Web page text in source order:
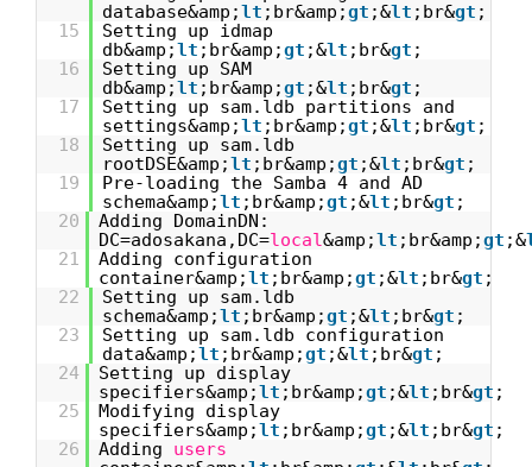
database&amp;lt ;br&amp;gt ;&lt ;br&gt ;
15
Setting up idmap
db&amp;lt ;br&amp;gt ;&lt ;br&gt ;
16
Setting up SAM
db&amp;lt ;br&amp;gt ;&lt ;br&gt ;
17
Setting up sam.ldb partitions and
settings&amp;lt ;br&amp;gt ;&lt ;br&gt ;
18
Setting up sam.ldb
rootDSE&amp;lt ;br&amp;gt ;&lt ;br&gt ;
19
Pre-loading the Samba 4 and AD
schema&amp;lt ;br&amp;gt ;&lt ;br&gt ;
20
Adding DomainDN:
DC=adosakana,DC=local&amp;lt ;br&amp;gt ;&
21
Adding configuration
container&amp;lt ;br&amp;gt ;&lt ;br&gt ;
22
Setting up sam.ldb
schema&amp;lt ;br&amp;gt ;&lt ;br&gt ;
23
Setting up sam.ldb configuration
data&amp;lt ;br&amp;gt ;&lt ;br&gt ;
24
Setting up display
specifiers&amp;lt ;br&amp;gt ;&lt ;br&gt ;
25
Modifying display
specifiers&amp;lt ;br&amp;gt ;&lt ;br&gt ;
26
Adding users